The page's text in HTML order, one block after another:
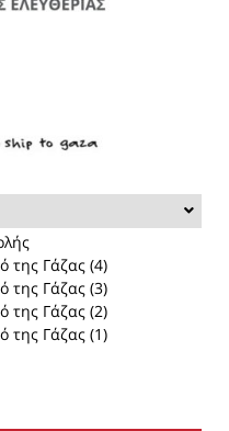
της Γάζας (4)
της Γάζας (3)
της Γάζας (2)
της Γάζας (1)